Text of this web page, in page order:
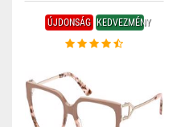
ÚJDONSÁG KEDVEZMÉNY